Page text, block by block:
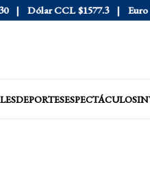
Dólar CCL $1577.3 Euro
DEPORTESESPECTÁCULOS